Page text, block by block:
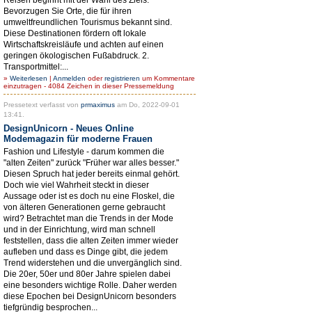
Bevorzugen Sie Orte, die für ihren
umweltfreundlichen Tourismus bekannt sind.
Diese Destinationen fördern oft lokale
Wirtschaftskreisläufe und achten auf einen
geringen ökologischen Fußabdruck. 2.
Transportmittel:...
» Weiterlesen | Anmelden oderregistrieren um Kommentare
einzutragen - 4084 Zeichen in dieser Pressemeldung
Pressetext verfasst von prmaximus am Do, 2022-09-01
13:41.
DesignUnicorn - Neues Online
Modemagazin für moderne Frauen
Fashion und Lifestyle - darum kommen die
"alten Zeiten" zurück "Früher war alles besser."
Diesen Spruch hat jeder bereits einmal gehört.
Doch wie viel Wahrheit steckt in dieser
Aussage oder ist es doch nu eine Floskel, die
von älteren Generationen gerne gebraucht
wird? Betrachtet man die Trends in der Mode
und in der Einrichtung, wird man schnell
feststellen, dass die alten Zeiten immer wieder
aufleben und dass es Dinge gibt, die jedem
Trend widerstehen und die unvergänglich sind.
Die 20er, 50er und 80er Jahre spielen dabei
eine besonders wichtige Rolle. Daher werden
diese Epochen bei DesignUnicorn besonders
tiefgründig besprochen...